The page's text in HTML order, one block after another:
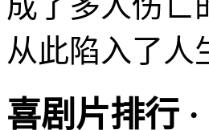
从此陷入了
喜剧片排行